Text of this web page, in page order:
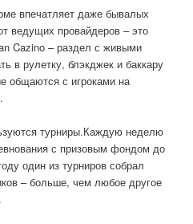
впечатляет даже бывалых
ведущих провайдеров – это
Cazino – раздел с живыми
в рулетку, блэкджек и баккару
общаются с игроками на
турниры.Каждую неделю
с призовым фондом до
один из турниров собрал
– больше, чем любое другое